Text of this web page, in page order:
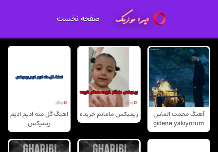
صفحه نخست
آهنگ محمت الماس
gidene yakıyorum
ریمیکس مامانم خریده
اهنگ گل منه ادیم ادیم
ریمیکس